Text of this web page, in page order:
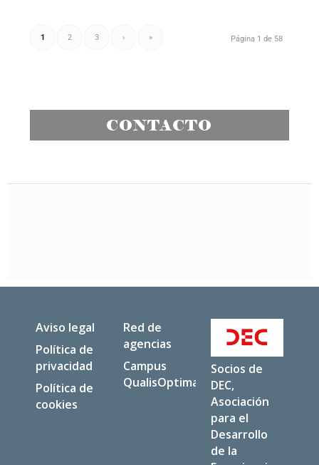
Página 1 de 58
1 2 3 › »
CONTACTO
Aviso legal
Política de
privacidad
Política de
cookies
Red de
agencias
Campus
QualisOptima
Socios de
DEC,
Asociación
para el
Desarrollo
de la